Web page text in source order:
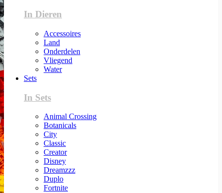
In Dieren
Accessoires
Land
Onderdelen
Vliegend
Water
Sets
In Sets
Animal Crossing
Botanicals
City
Classic
Creator
Disney
Dreamzzz
Duplo
Fortnite